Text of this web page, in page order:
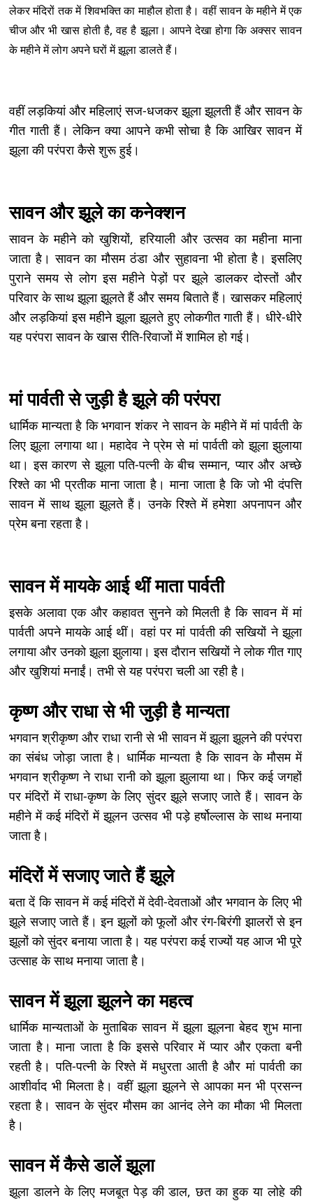
लेकर मंदिरों तक में शिवभक्ति का माहौल होता है। वहीं सावन के महीने में एक
चीज और भी खास होती है, वह है झूला। आपने देखा होगा कि अक्सर सावन
के महीने में लोग अपने घरों में झूला डालते हैं।
वहीं लड़कियां और महिलाएं सज-धजकर झूला झूलती हैं और सावन के
गीत गाती हैं। लेकिन क्या आपने कभी सोचा है कि आखिर सावन में
झूला की परंपरा कैसे शुरू हुई।
सावन और झूले का कनेक्शन
सावन के महीने को खुशियों, हरियाली और उत्सव का महीना माना
जाता है। सावन का मौसम ठंडा और सुहावना भी होता है। इसलिए
पुराने समय से लोग इस महीने पेड़ों पर झूले डालकर दोस्तों और
परिवार के साथ झूला झूलते हैं और समय बिताते हैं। खासकर महिलाएं
और लड़कियां इस महीने झूला झूलते हुए लोकगीत गाती हैं। धीरे-धीरे
यह परंपरा सावन के खास रीति-रिवाजों में शामिल हो गई।
मां पार्वती से जुड़ी है झूले की परंपरा
धार्मिक मान्यता है कि भगवान शंकर ने सावन के महीने में मां पार्वती के
लिए झूला लगाया था। महादेव ने प्रेम से मां पार्वती को झूला झुलाया
था। इस कारण से झूला पति-पत्नी के बीच सम्मान, प्यार और अच्छे
रिश्ते का भी प्रतीक माना जाता है। माना जाता है कि जो भी दंपत्ति
सावन में साथ झूला झूलते हैं। उनके रिश्ते में हमेशा अपनापन और
प्रेम बना रहता है।
सावन में मायके आई थीं माता पार्वती
इसके अलावा एक और कहावत सुनने को मिलती है कि सावन में मां
पार्वती अपने मायके आई थीं। वहां पर मां पार्वती की सखियों ने झूला
लगाया और उनको झूला झुलाया। इस दौरान सखियों ने लोक गीत गाए
और खुशियां मनाईं। तभी से यह परंपरा चली आ रही है।
कृष्ण और राधा से भी जुड़ी है मान्यता
भगवान श्रीकृष्ण और राधा रानी से भी सावन में झूला झूलने की परंपरा
का संबंध जोड़ा जाता है। धार्मिक मान्यता है कि सावन के मौसम में
भगवान श्रीकृष्ण ने राधा रानी को झूला झुलाया था। फिर कई जगहों
पर मंदिरों में राधा-कृष्ण के लिए सुंदर झूले सजाए जाते हैं। सावन के
महीने में कई मंदिरों में झूलन उत्सव भी पड़े हर्षोल्लास के साथ मनाया
जाता है।
मंदिरों में सजाए जाते हैं झूले
बता दें कि सावन में कई मंदिरों में देवी-देवताओं और भगवान के लिए भी
झूले सजाए जाते हैं। इन झूलों को फूलों और रंग-बिरंगी झालरों से इन
झूलों को सुंदर बनाया जाता है। यह परंपरा कई राज्यों यह आज भी पूरे
उत्साह के साथ मनाया जाता है।
सावन में झूला झूलने का महत्व
धार्मिक मान्यताओं के मुताबिक सावन में झूला झूलना बेहद शुभ माना
जाता है। माना जाता है कि इससे परिवार में प्यार और एकता बनी
रहती है। पति-पत्नी के रिश्ते में मधुरता आती है और मां पार्वती का
आशीर्वाद भी मिलता है। वहीं झूला झूलने से आपका मन भी प्रसन्न
रहता है। सावन के सुंदर मौसम का आनंद लेने का मौका भी मिलता
है।
सावन में कैसे डालें झूला
झूला डालने के लिए मजबूत पेड़ की डाल, छत का हुक या लोहे की